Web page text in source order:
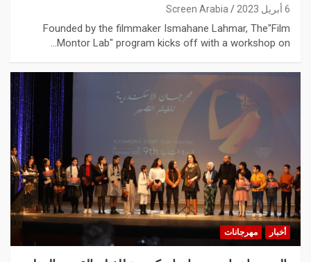
6 أبريل 2023 Screen Arabia
Founded by the filmmaker Ismahane Lahmar, The"Film
Montor Lab" program kicks off with a workshop on…
أخبار مهرجانات